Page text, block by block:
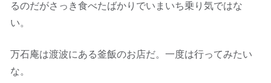
るのだがさっき食べたばかりでいまいち乗り気ではな
い。
万石庵は渡波にある釜飯のお店だ。一度は行ってみたい
な。